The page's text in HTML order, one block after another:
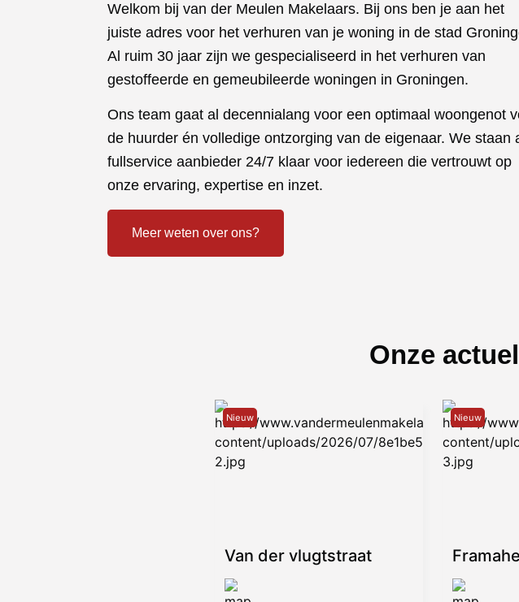
Welkom bij van der Meulen Makelaars. Bij ons ben je aan het
juiste adres voor het verhuren van je woning in de stad
Al ruim 30 jaar zijn we gespecialiseerd in het verhuren van
gestoffeerde en gemeubileerde woningen in Groningen.
Ons team gaat al decennialang voor een optimaal woongenot
de huurder én volledige ontzorging van de eigenaar. We staan
fullservice aanbieder 24/7 klaar voor iedereen die vertrouwt op
onze ervaring, expertise en inzet.
Meer weten over ons?
Onze
Nieuw
Van der vlugtstraat
Nieuw